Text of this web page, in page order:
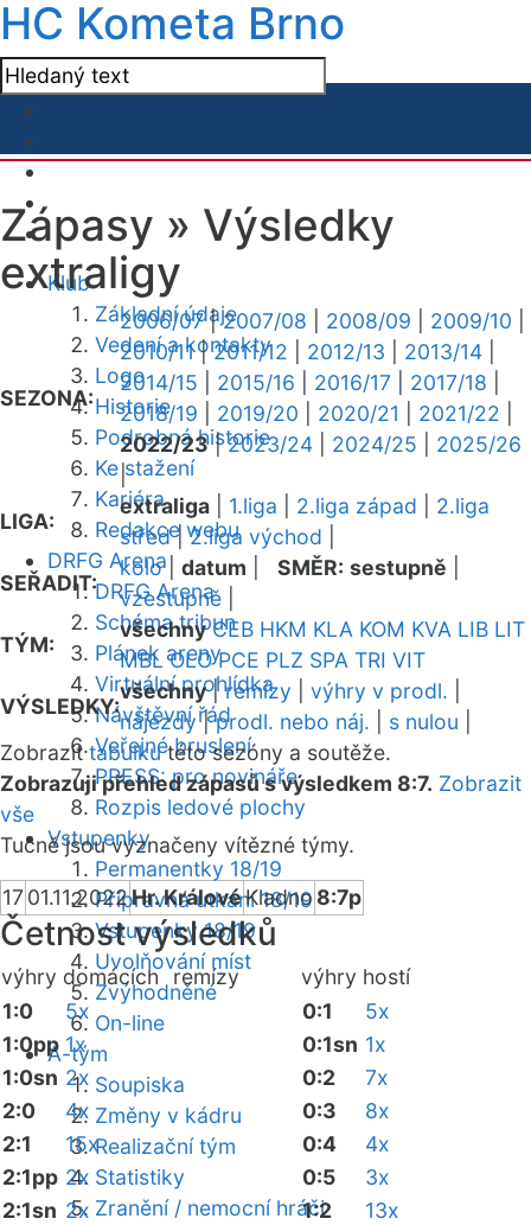
HC Kometa Brno
Klub
Základní údaje
Vedení a kontakty
Logo
Historie
Podrobná historie
Ke stažení
Kariéra
Redakce webu
DRFG Arena
DRFG Arena
Schéma tribun
Plánek areny
Virtuální prohlídka
Návštěvní řád
Veřejné bruslení
PRESS: pro novináře
Rozpis ledové plochy
Vstupenky
Permanentky 18/19
Přípravná utkání 18/19
Vstupenky 18/19
Uvolňování míst
Zvýhodněné
On-line
A-tým
Soupiska
Změny v kádru
Realizační tým
Statistiky
Zranění / nemocní hráči
Zápasy » Výsledky
extraligy
SEZONA:
2006/07|2007/08 2008/09 2009/10
2010/11|2011/12 2012/13 2013/14
2014/15
2015/16 2016/17 2017/18
2018/19
2019/20 2020/21 2021/22
2022/23|2023/24 2024/25
2025/26
|
LIGA:
extraliga 1.liga 2.liga západ
2.liga
střed|2.liga východ
SEŘADIT:
kolo| datum SMĚR: sestupně
vzestupně
TÝM:
všechny CEB HKM KLA KOM KVA LIB LIT
MBL OLO PCE PLZ SPA TRI VIT
VÝSLEDKY:
všechny|remízy výhry v prodl.
nájezdy|prodl. nebo náj. s nulou
Zobrazittabulkutéto sezóny a soutěže.
Zobrazuji přehled zápasů s výsledkem 8:7. Zobrazit
vše
Tučně jsou vyznačeny vítězné týmy.
17 01.11.2022Hr. KrálovéKladno 8:7p
Četnost výsledků
výhry domácíchremízy výhry hostí
1:0
5x
1:0pp 1x
1:0sn 2x
2:0
4x
2:1
15x
2:1pp 2x
2:1sn 2x
0:1
5x
0:1sn 1x
0:2
7x
0:3
8x
0:4
4x
0:5
3x
1:2
13x